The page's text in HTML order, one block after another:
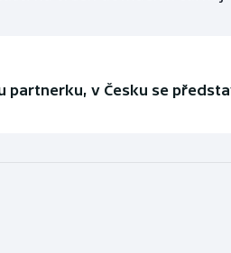
partnerku, v Česku se